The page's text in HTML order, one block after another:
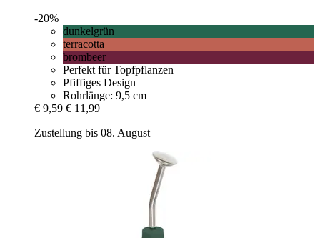
-20%
dunkelgrün
terracotta
brombeer
Perfekt für Topfpflanzen
Pfiffiges Design
Rohrlänge: 9,5 cm
€ 9,59 € 11,99
Zustellung bis 08. August